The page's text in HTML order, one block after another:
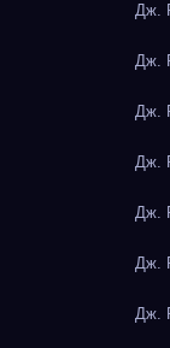
Дж.
Дж.
Дж.
Дж.
Дж.
Дж.
Дж.